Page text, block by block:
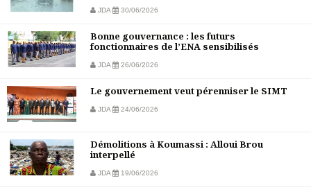
JDA 30/06/2026
Bonne gouvernance : les futurs
fonctionnaires de l’ENA sensibilisés
JDA 26/06/2026
Le gouvernement veut pérenniser le SIMT
JDA 24/06/2026
Démolitions à Koumassi : Alloui Brou
interpellé
JDA 19/06/2026